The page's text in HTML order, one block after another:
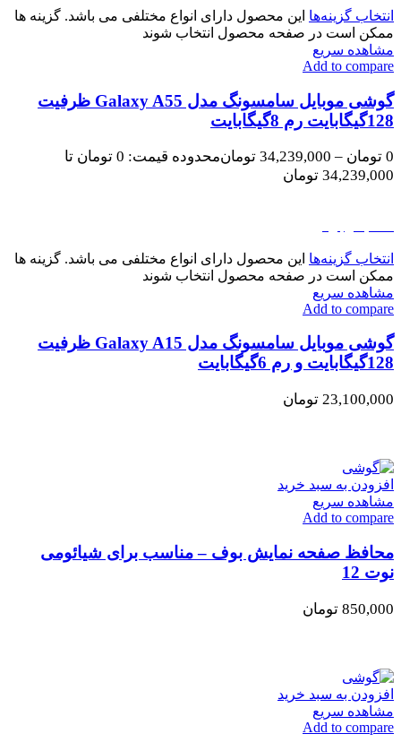
انتخاب گزینه‌ها این محصول دارای انواع مختلفی می باشد. گزینه ها
ممکن است در صفحه محصول انتخاب شوند
مشاهده سریع
Add to compare
گوشی موبایل سامسونگ مدل Galaxy A55 ظرفیت
128گیگابایت رم 8گیگابایت
0 تومان –
34,239,000 تومان
محدوده قیمت: 0 تومان تا
34,239,000 تومان
انتخاب گزینه‌ها این محصول دارای انواع مختلفی می باشد. گزینه ها
ممکن است در صفحه محصول انتخاب شوند
مشاهده سریع
Add to compare
گوشی موبایل سامسونگ مدل Galaxy A15 ظرفیت
128گیگابایت و رم 6گیگابایت
23,100,000 تومان
افزودن به سبد خرید
مشاهده سریع
Add to compare
محافظ صفحه نمایش بوف – مناسب برای شیائومی
نوت 12
850,000 تومان
افزودن به سبد خرید
مشاهده سریع
Add to compare